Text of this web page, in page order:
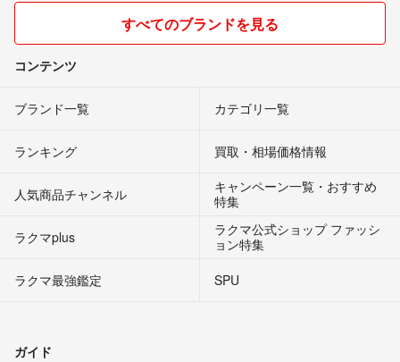
すべてのブランドを見る
コンテンツ
ブランド一覧 カテゴリ一覧
ランキング 買取・相場価格情報
人気商品チャンネル
キャンペーン一覧・おすすめ
特集
ラクマplus
ラクマ公式ショップ ファッシ
ョン特集
ラクマ最強鑑定
SPU
ガイド